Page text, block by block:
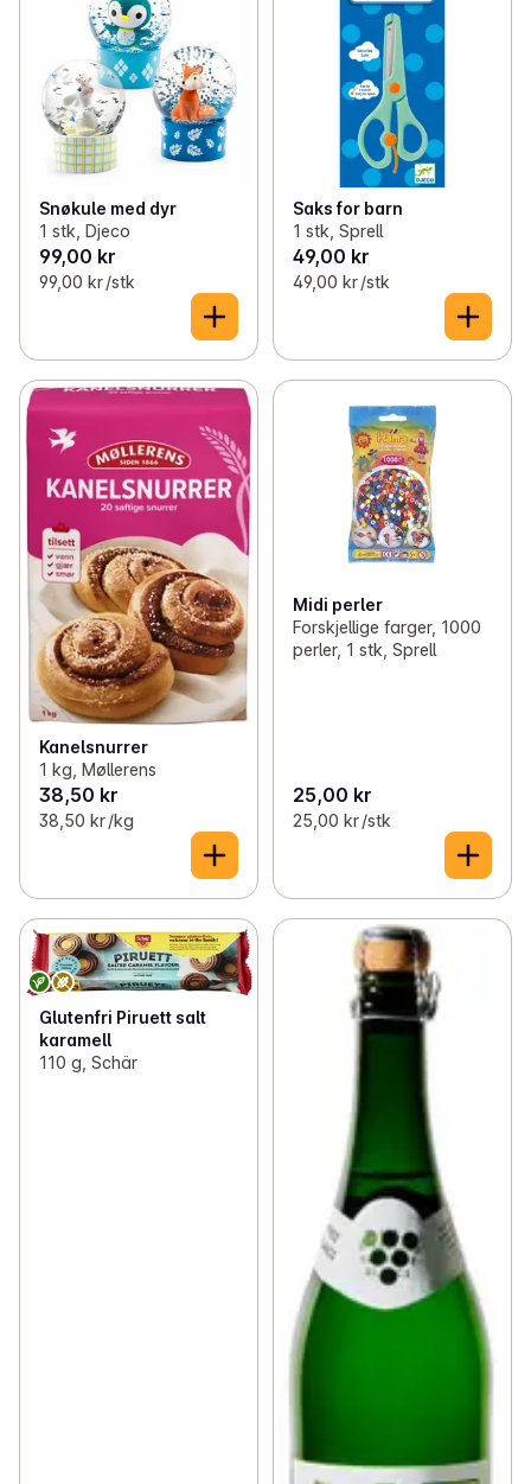
Snøkule med dyr
1 stk, Djeco
99,00 kr
99,00 kr /stk
Saks for barn
1 stk, Sprell
49,00 kr
49,00 kr /stk
Kanelsnurrer
1 kg, Møllerens
38,50 kr
38,50 kr /kg
Midi perler
Forskjellige farger, 1000
perler, 1 stk, Sprell
25,00 kr
25,00 kr /stk
Glutenfri Piruett salt
karamell
110 g, Schär